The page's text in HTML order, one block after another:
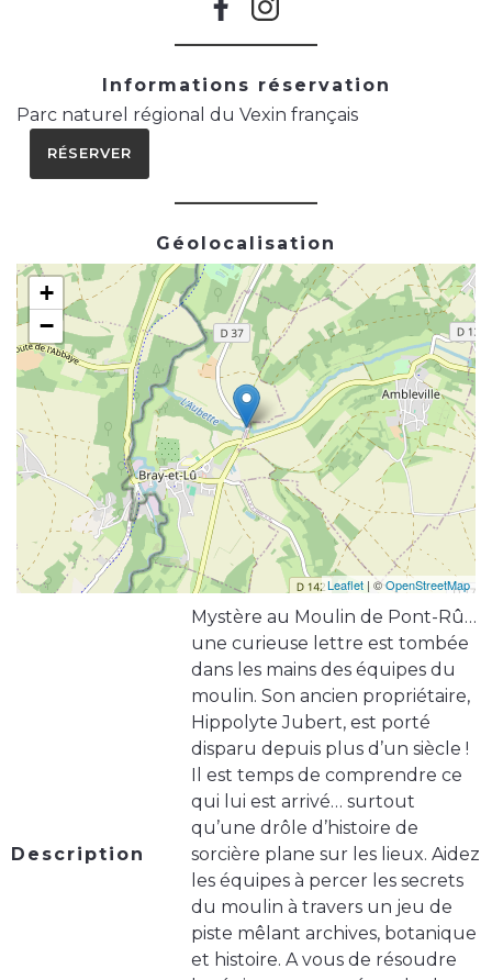
Informations réservation
Parc naturel régional du Vexin français
RÉSERVER
Géolocalisation
+
−
Leaflet | ©OpenStreetMap
Description
Mystère au Moulin de Pont-Rû…
une curieuse lettre est tombée
dans les mains des équipes du
moulin. Son ancien propriétaire,
Hippolyte Jubert, est porté
disparu depuis plus d’un siècle !
Il est temps de comprendre ce
qui lui est arrivé… surtout
qu’une drôle d’histoire de
sorcière plane sur les lieux. Aidez
les équipes à percer les secrets
du moulin à travers un jeu de
piste mêlant archives, botanique
et histoire. A vous de résoudre